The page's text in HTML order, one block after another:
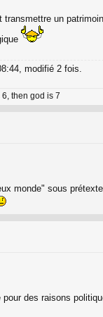
transmettre un
modifié 2 fois.
then god is 7
monde" sous
des raisons